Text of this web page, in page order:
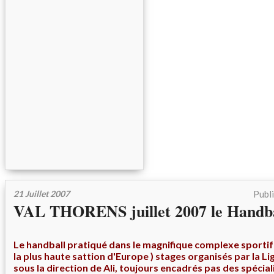
21 Juillet 2007
VAL THORENS juillet 2007 le
Le handball pratiqué dans le magnifique complexe sportif
la plus haute sattion d'Europe ) stages organisés par la
sous la direction de Ali, toujours encadrés pas des